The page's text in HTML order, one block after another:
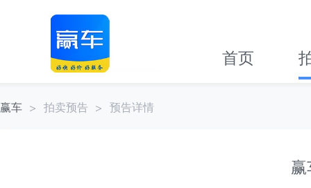
首页
赢车 拍卖预告 预告详情
赢